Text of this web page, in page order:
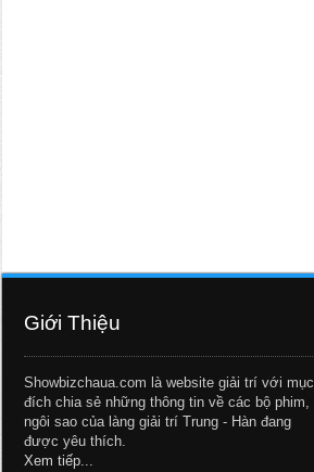
Giới Thiệu
Showbizchaua.com là website giải trí với mục
đích chia sẻ những thông tin về các bộ phim,
ngôi sao của làng giải trí Trung - Hàn đang
được yêu thích.
Xem tiếp...